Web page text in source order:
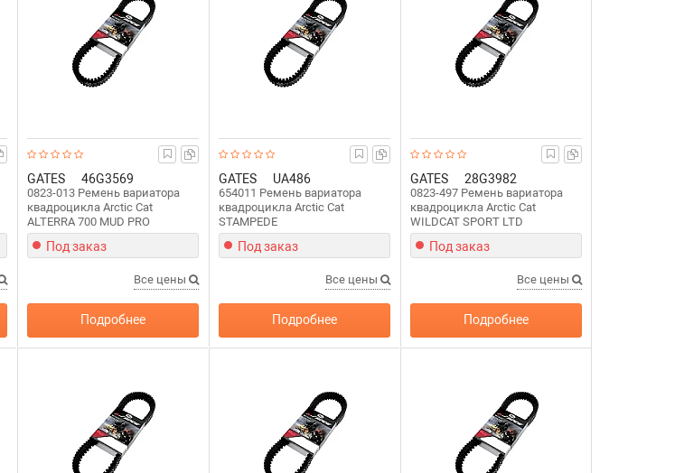
GATES 46G3569
0823-013 Ремень вариатора
квадроцикла Arctic Cat
ALTERRA 700 MUD PRO
Под заказ
Все цены
Подробнее
GATES UA486
654011 Ремень вариатора
квадроцикла Arctic Cat
STAMPEDE
Под заказ
Все цены
Подробнее
GATES 28G3982
0823-497 Ремень вариатора
квадроцикла Arctic Cat
WILDCAT SPORT LTD
Под заказ
Все цены
Подробнее